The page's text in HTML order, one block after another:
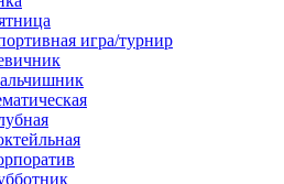
игра/турнир